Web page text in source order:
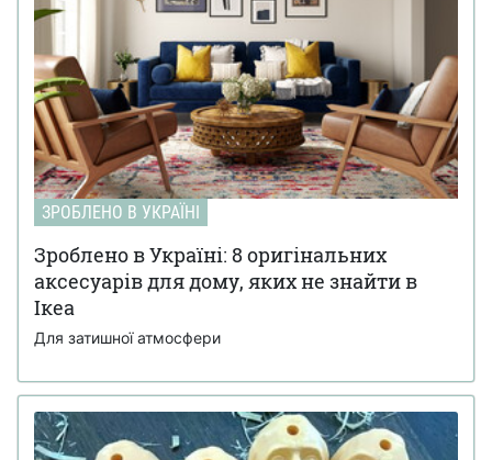
ЗРОБЛЕНО В УКРАЇНІ
Зроблено в Україні: 8 оригінальних
аксесуарів для дому, яких не знайти в
Ікеа
Для затишної атмосфери